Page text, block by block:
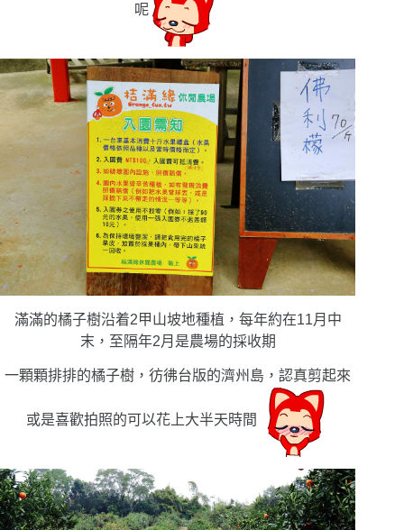
呢
滿滿的橘子樹沿着2甲山坡地種植，每年約在11月中
末，至隔年2月是農場的採收期
一顆顆排排的橘子樹，彷彿台版的濟州島，認真剪起來
或是喜歡拍照的可以花上大半天時間